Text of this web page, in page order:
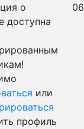
о
доступна
или
профиль